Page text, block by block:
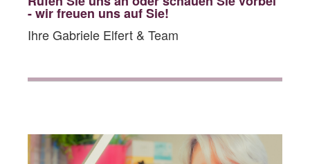
- wir freuen uns auf Sie!
Ihre Gabriele Elfert & Team